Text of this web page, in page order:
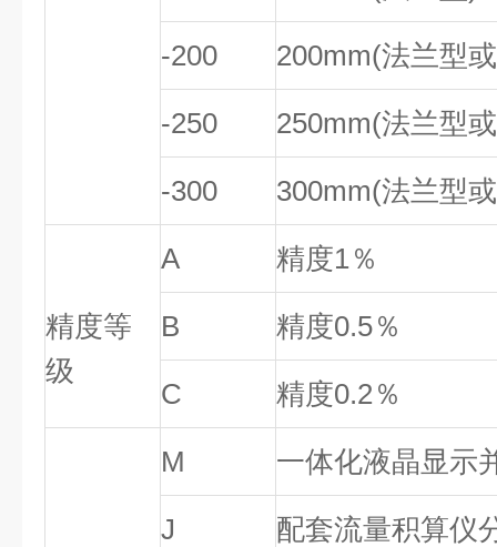
-200 200mm(法兰型
-250 250mm(法兰型
-300 300mm(法兰型
精度等
级
A 精度1％
B 精度0.5％
C 精度0.2％
M 一体化液晶显示
J 配套流量积算仪